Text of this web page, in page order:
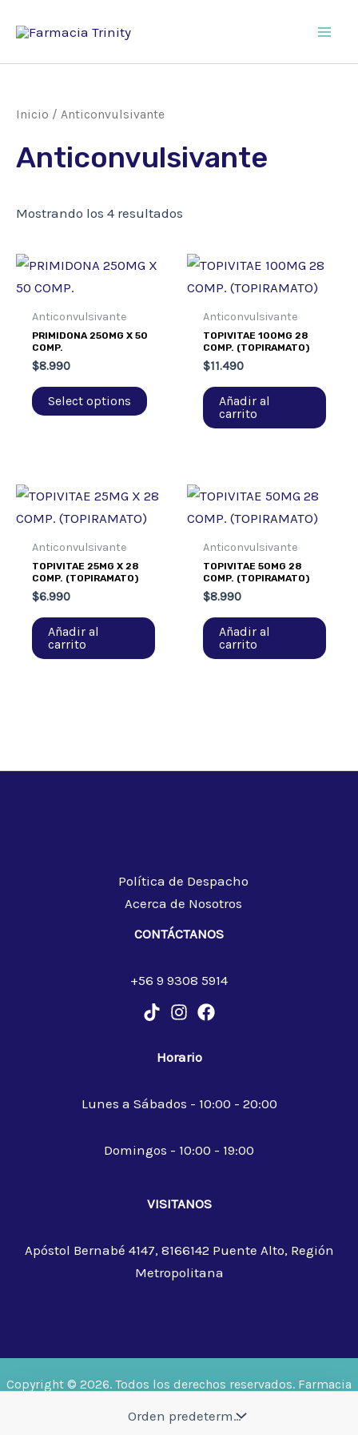
Inicio / Anticonvulsivante
Anticonvulsivante
Mostrando los 4 resultados
Anticonvulsivante
PRIMIDONA 250MG X 50
COMP.
$8.990
Select options
Anticonvulsivante
TOPIVITAE 100MG 28
COMP. (TOPIRAMATO)
$11.490
Añadir al
carrito
Anticonvulsivante
TOPIVITAE 25MG X 28
COMP. (TOPIRAMATO)
$6.990
Añadir al
carrito
Anticonvulsivante
TOPIVITAE 50MG 28
COMP. (TOPIRAMATO)
$8.990
Añadir al
carrito
Política de Despacho
Acerca de Nosotros
CONTÁCTANOS
+56 9 9308 5914
Horario
Lunes a Sábados - 10:00 - 20:00
Domingos - 10:00 - 19:00
VISITANOS
Apóstol Bernabé 4147, 8166142 Puente Alto, Región
Metropolitana
Copyright © 2026. Todos los derechos reservados. Farmacia